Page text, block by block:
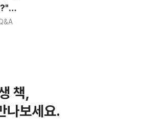
게
책,
나보세요.